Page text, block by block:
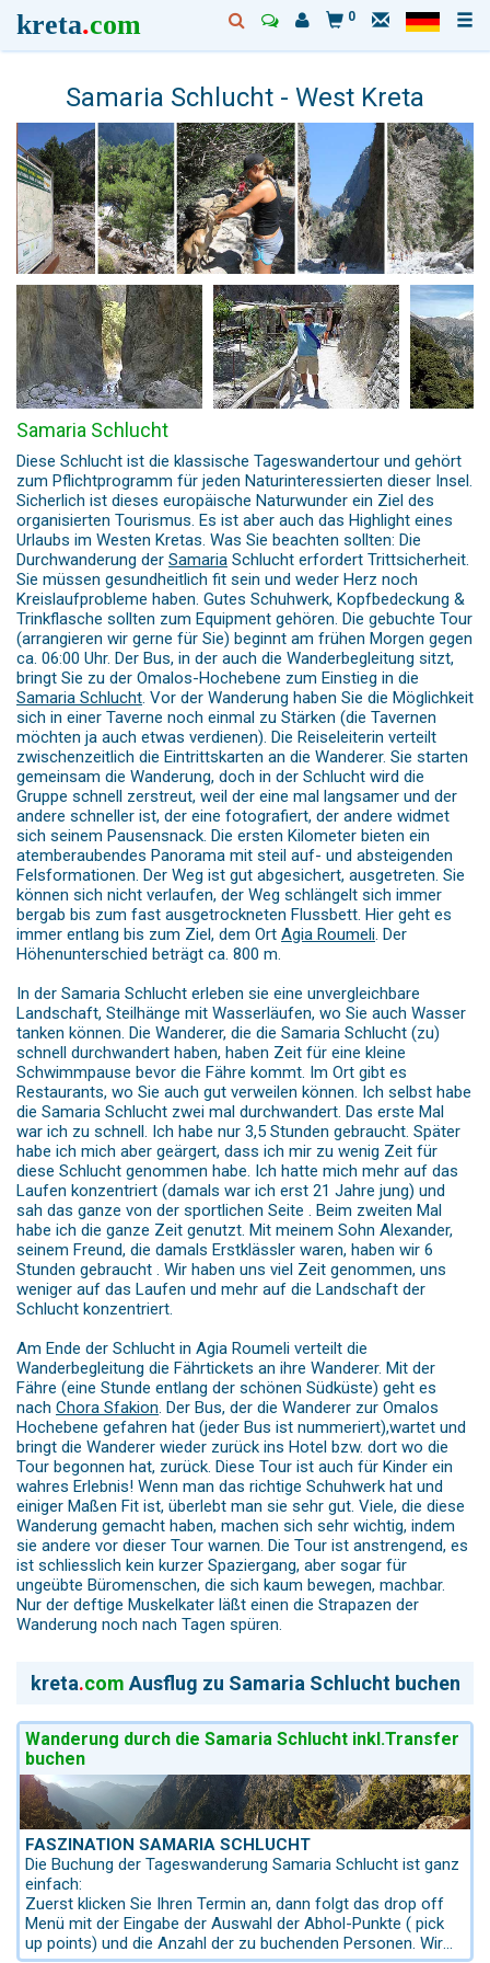
kreta.com 0
Samaria Schlucht - West Kreta
Samaria Schlucht
Diese Schlucht ist die klassische Tageswandertour und gehört
zum Pflichtprogramm für jeden Naturinteressierten dieser Insel.
Sicherlich ist dieses europäische Naturwunder ein Ziel des
organisierten Tourismus. Es ist aber auch das Highlight eines
Urlaubs im Westen Kretas. Was Sie beachten sollten: Die
Durchwanderung der Samaria Schlucht erfordert Trittsicherheit.
Sie müssen gesundheitlich fit sein und weder Herz noch
Kreislaufprobleme haben. Gutes Schuhwerk, Kopfbedeckung &
Trinkflasche sollten zum Equipment gehören. Die gebuchte Tour
(arrangieren wir gerne für Sie) beginnt am frühen Morgen gegen
ca. 06:00 Uhr. Der Bus, in der auch die Wanderbegleitung sitzt,
bringt Sie zu der Omalos-Hochebene zum Einstieg in die
Samaria Schlucht. Vor der Wanderung haben Sie die Möglichkeit
sich in einer Taverne noch einmal zu Stärken (die Tavernen
möchten ja auch etwas verdienen). Die Reiseleiterin verteilt
zwischenzeitlich die Eintrittskarten an die Wanderer. Sie starten
gemeinsam die Wanderung, doch in der Schlucht wird die
Gruppe schnell zerstreut, weil der eine mal langsamer und der
andere schneller ist, der eine fotografiert, der andere widmet
sich seinem Pausensnack. Die ersten Kilometer bieten ein
atemberaubendes Panorama mit steil auf- und absteigenden
Felsformationen. Der Weg ist gut abgesichert, ausgetreten. Sie
können sich nicht verlaufen, der Weg schlängelt sich immer
bergab bis zum fast ausgetrockneten Flussbett. Hier geht es
immer entlang bis zum Ziel, dem Ort Agia Roumeli. Der
Höhenunterschied beträgt ca. 800 m.
In der Samaria Schlucht erleben sie eine unvergleichbare
Landschaft, Steilhänge mit Wasserläufen, wo Sie auch Wasser
tanken können. Die Wanderer, die die Samaria Schlucht (zu)
schnell durchwandert haben, haben Zeit für eine kleine
Schwimmpause bevor die Fähre kommt. Im Ort gibt es
Restaurants, wo Sie auch gut verweilen können. Ich selbst habe
die Samaria Schlucht zwei mal durchwandert. Das erste Mal
war ich zu schnell. Ich habe nur 3,5 Stunden gebraucht. Später
habe ich mich aber geärgert, dass ich mir zu wenig Zeit für
diese Schlucht genommen habe. Ich hatte mich mehr auf das
Laufen konzentriert (damals war ich erst 21 Jahre jung) und
sah das ganze von der sportlichen Seite . Beim zweiten Mal
habe ich die ganze Zeit genutzt. Mit meinem Sohn Alexander,
seinem Freund, die damals Erstklässler waren, haben wir 6
Stunden gebraucht . Wir haben uns viel Zeit genommen, uns
weniger auf das Laufen und mehr auf die Landschaft der
Schlucht konzentriert.
Am Ende der Schlucht in Agia Roumeli verteilt die
Wanderbegleitung die Fährtickets an ihre Wanderer. Mit der
Fähre (eine Stunde entlang der schönen Südküste) geht es
nach Chora Sfakion. Der Bus, der die Wanderer zur Omalos
Hochebene gefahren hat (jeder Bus ist nummeriert),wartet und
bringt die Wanderer wieder zurück ins Hotel bzw. dort wo die
Tour begonnen hat, zurück. Diese Tour ist auch für Kinder ein
wahres Erlebnis! Wenn man das richtige Schuhwerk hat und
einiger Maßen Fit ist, überlebt man sie sehr gut. Viele, die diese
Wanderung gemacht haben, machen sich sehr wichtig, indem
sie andere vor dieser Tour warnen. Die Tour ist anstrengend, es
ist schliesslich kein kurzer Spaziergang, aber sogar für
ungeübte Büromenschen, die sich kaum bewegen, machbar.
Nur der deftige Muskelkater läßt einen die Strapazen der
Wanderung noch nach Tagen spüren.
kreta.com Ausflug zu Samaria Schlucht buchen
Wanderung durch die Samaria Schlucht inkl.Transfer
buchen
FASZINATION SAMARIA SCHLUCHT
Die Buchung der Tageswanderung Samaria Schlucht ist ganz
einfach:
Zuerst klicken Sie Ihren Termin an, dann folgt das drop off
Menü mit der Eingabe der Auswahl der Abhol-Punkte ( pick
up points) und die Anzahl der zu buchenden Personen. Wir